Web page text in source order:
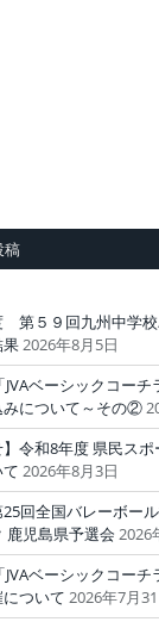
稿
第５９回九州中学
2026年8月5日
JVAベーシックコー
みについて～その②
】令和8年度 県民ス
2026年8月3日
25回全国バレーボー
鹿児島県予選会 2026
JVAベーシックコー
ついて 2026年7月